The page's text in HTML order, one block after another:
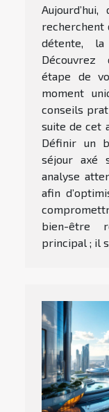
recherchent
détente,
Découvrez
étape de
moment
conseils
suite de cet
Définir un
séjour axé
analyse
afin
bien-être
principal ; il